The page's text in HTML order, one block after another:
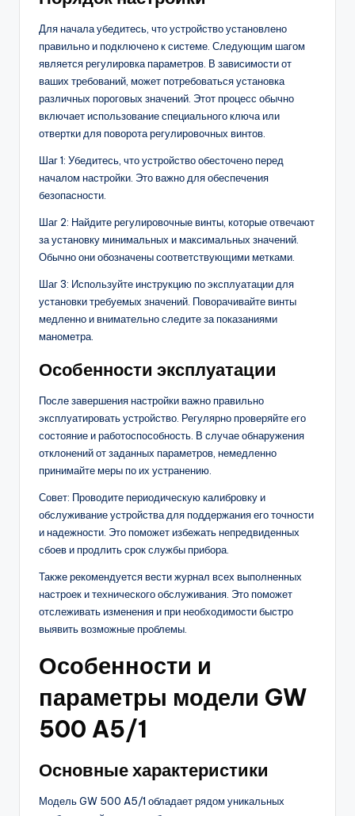
Для начала убедитесь, что устройство установлено
правильно и подключено к системе. Следующим шагом
является регулировка параметров. В зависимости от
ваших требований, может потребоваться установка
различных пороговых значений. Этот процесс обычно
включает использование специального ключа или
отвертки для поворота регулировочных винтов.
Шаг 1: Убедитесь, что устройство обесточено перед
началом настройки. Это важно для обеспечения
безопасности.
Шаг 2: Найдите регулировочные винты, которые отвечают
за установку минимальных и максимальных значений.
Обычно они обозначены соответствующими метками.
Шаг 3: Используйте инструкцию по эксплуатации для
установки требуемых значений. Поворачивайте винты
медленно и внимательно следите за показаниями
манометра.
Особенности эксплуатации
После завершения настройки важно правильно
эксплуатировать устройство. Регулярно проверяйте его
состояние и работоспособность. В случае обнаружения
отклонений от заданных параметров, немедленно
принимайте меры по их устранению.
Совет: Проводите периодическую калибровку и
обслуживание устройства для поддержания его точности
и надежности. Это поможет избежать непредвиденных
сбоев и продлить срок службы прибора.
Также рекомендуется вести журнал всех выполненных
настроек и технического обслуживания. Это поможет
отслеживать изменения и при необходимости быстро
выявить возможные проблемы.
Особенности и
параметры модели GW
500 A5/1
Основные характеристики
Модель GW 500 A5/1 обладает рядом уникальных